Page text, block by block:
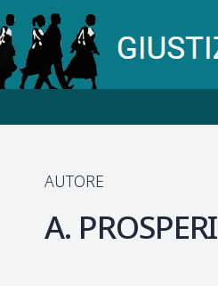
AUTORE
A. PROSPERI